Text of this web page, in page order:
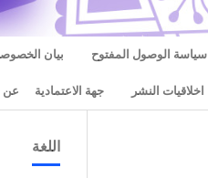
سياسة الوصول المفتوح بيان
اخلاقيات النشر جهة الاعتمادية عن
اللغة